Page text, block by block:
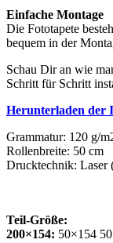
Einfache Montage
Die Fototapete
bequem in der
Schau Dir an wie
Schritt für Schritt
Herunterladen der
Grammatur: 120 g/
Rollenbreite: 50 cm
Drucktechnik: Laser
Teil-Größe:
200×154: 50×154